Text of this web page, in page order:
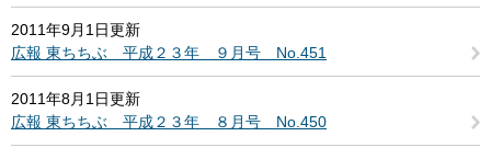
2011年9月1日更新
広報 東ちちぶ 平成２３年 ９月号 No.451
2011年8月1日更新
広報 東ちちぶ 平成２３年 ８月号 No.450